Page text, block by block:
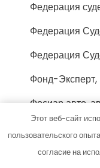
Федерация
Федерация
Федерация
Фонд-Эксперт,
Фосиар авто,
Центр
Этот веб-сайт
пользовательского
согласие на